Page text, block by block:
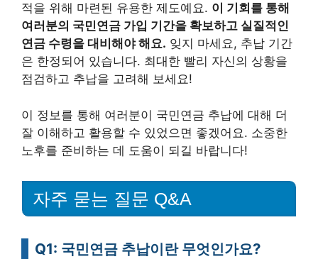
적을 위해 마련된 유용한 제도예요. 이 기회를 통해
여러분의 국민연금 가입 기간을 확보하고 실질적인
연금 수령을 대비해야 해요. 잊지 마세요, 추납 기간
은 한정되어 있습니다. 최대한 빨리 자신의 상황을
점검하고 추납을 고려해 보세요!
이 정보를 통해 여러분이 국민연금 추납에 대해 더
잘 이해하고 활용할 수 있었으면 좋겠어요. 소중한
노후를 준비하는 데 도움이 되길 바랍니다!
자주 묻는 질문 Q&A
Q1: 국민연금 추납이란 무엇인가요?